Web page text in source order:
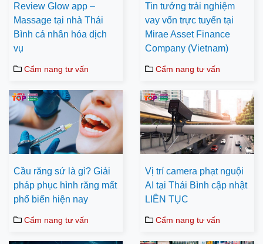
Review Glow app –
Massage tại nhà Thái
Bình cá nhân hóa dịch
vụ
Cẩm nang tư vấn
Tin tưởng trải nghiệm
vay vốn trực tuyến tại
Mirae Asset Finance
Company (Vietnam)
Cẩm nang tư vấn
Cầu răng sứ là gì? Giải
pháp phục hình răng mất
phổ biến hiện nay
Cẩm nang tư vấn
Vị trí camera phạt nguội
AI tại Thái Bình cập nhật
LIÊN TỤC
Cẩm nang tư vấn